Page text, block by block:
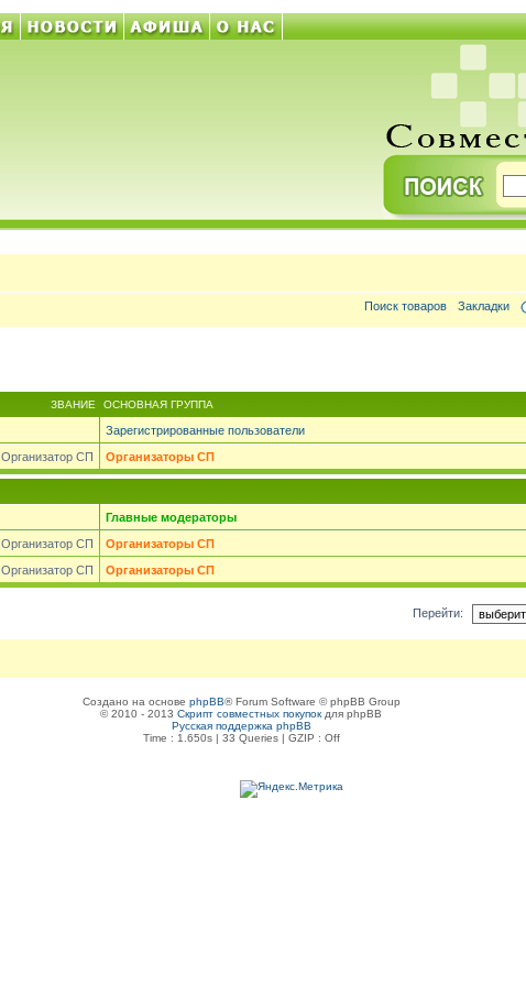
Поиск товаров Закладки
ЗВАНИЕ ОСНОВНАЯ ГРУППА
Зарегистрированные пользователи
Организатор СП
Организаторы СП
Главные модераторы
Организатор СП
Организаторы СП
Организатор СП
Организаторы СП
Перейти:
Создано на основе phpBB® Forum Software © phpBB Group
© 2010 - 2013 Скрипт совместных покупок для phpBB
Русская поддержка phpBB
Time : 1.650s | 33 Queries | GZIP : Off